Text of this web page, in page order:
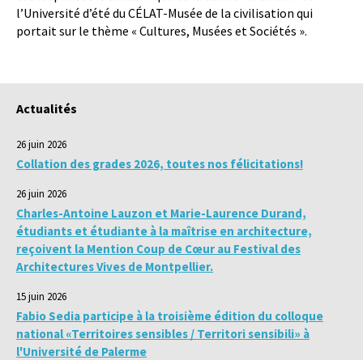
l’Université d’été du CÉLAT-Musée de la civilisation qui
portait sur le thème « Cultures, Musées et Sociétés ».
Actualités
26 juin 2026
Collation des grades 2026, toutes nos félicitations!
26 juin 2026
Charles-Antoine Lauzon et Marie-Laurence Durand,
étudiants et étudiante à la maîtrise en architecture,
reçoivent la Mention Coup de Cœur au Festival des
Architectures Vives de Montpellier.
15 juin 2026
Fabio Sedia participe à la troisième édition du colloque
national «Territoires sensibles / Territori sensibili» à
l'Université de Palerme